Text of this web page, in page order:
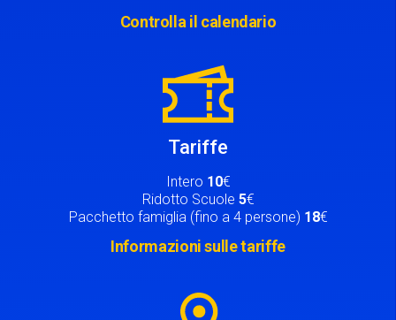
Controlla il calendario
Tariffe
Intero 10€
Ridotto Scuole 5€
Pacchetto famiglia (fino a 4 persone) 18€
Informazioni sulle tariffe